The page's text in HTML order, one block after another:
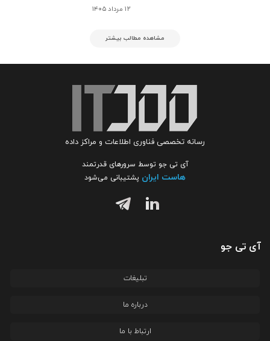
۱۲ مرداد ۱۴۰۵
مشاهده مطالب بیشتر
رسانه تخصصی فناوری اطلاعات و مراکز داده
آی تی جو توسط سرورهای قدرتمند
هاست ایران پشتیبانی می‌شود
آی تی جو
تبلیغات
درباره ما
ارتباط با ما